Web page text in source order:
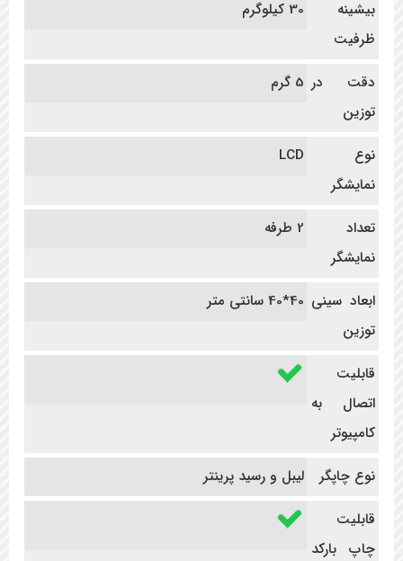
بیشینه
ظرفیت
30 کیلوگرم
دقت در
توزین
5 گرم
نوع
نمایشگر
LCD
تعداد
نمایشگر
2 طرفه
ابعاد سینی
توزین
40*40 سانتی متر
قابلیت
اتصال به
کامپیوتر
نوع چاپگر
لیبل و رسید پرینتر
قابلیت
چاپ بارکد